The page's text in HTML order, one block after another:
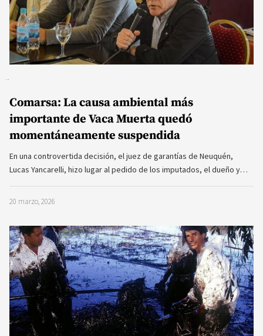
Comarsa: La causa ambiental más
importante de Vaca Muerta quedó
momentáneamente suspendida
En una controvertida decisión, el juez de garantías de Neuquén,
Lucas Yancarelli, hizo lugar al pedido de los imputados, el dueño y…
20 marzo, 2026